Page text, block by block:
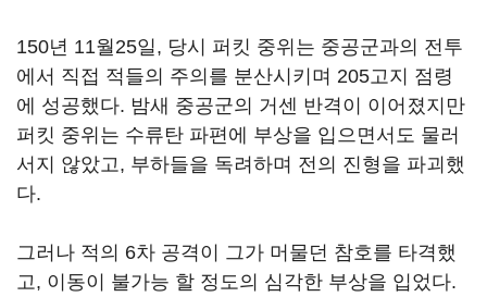
150년 11월25일, 당시 퍼킷 중위는 중공군과의 전투
에서 직접 적들의 주의를 분산시키며 205고지 점령
에 성공했다. 밤새 중공군의 거센 반격이 이어졌지만
퍼킷 중위는 수류탄 파편에 부상을 입으면서도 물러
서지 않았고, 부하들을 독려하며 전의 진형을 파괴했
다.
그러나 적의 6차 공격이 그가 머물던 참호를 타격했
고, 이동이 불가능 할 정도의 심각한 부상을 입었다.